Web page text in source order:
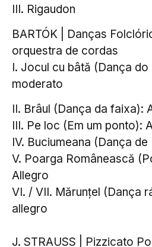
III. Rigaudon
BARTÓK | Danças
orquestra de cordas
I. Jocul cu bâtă (Dança
moderato
II. Brâul (Dança da faixa):
III. Pe loc (Em um ponto):
IV. Buciumeana (Dança
V. Poarga Românească
Allegro
VI. / VII. Mărunțel (Dança
allegro
J. STRAUSS | Pizzicato